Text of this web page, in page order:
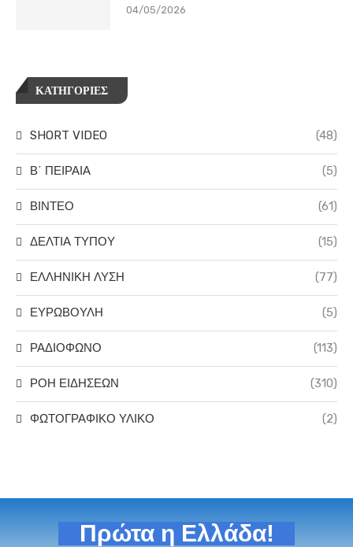
04/05/2026
ΚΑΤΗΓΟΡΙΕΣ
SHORT VIDEO (48)
Β΄ ΠΕΙΡΑΙΑ (5)
ΒΙΝΤΕΟ (61)
ΔΕΛΤΙΑ ΤΥΠΟΥ (15)
ΕΛΛΗΝΙΚΗ ΛΥΣΗ (77)
ΕΥΡΩΒΟΥΛΗ (5)
ΡΑΔΙΟΦΩΝΟ (113)
ΡΟΗ ΕΙΔΗΣΕΩΝ (310)
ΦΩΤΟΓΡΑΦΙΚΟ ΥΛΙΚΟ (2)
Πρώτα η Ελλάδα!